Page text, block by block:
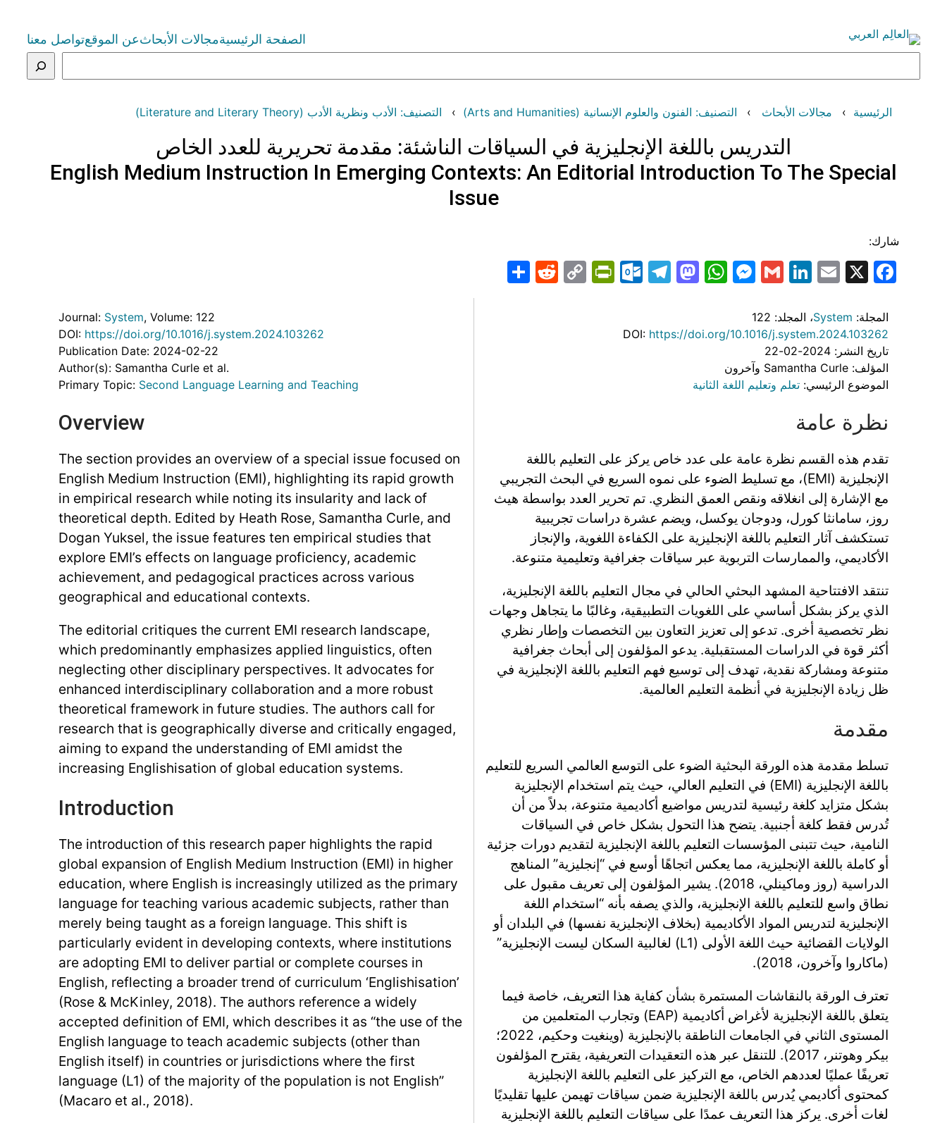
المحتوى
الصفحة الرئيسيةمجالات الأبحاثعن الموقعتواصل معنا
الرئيسية مجالات الأبحاث التصنيف: الفنون والعلوم الإنسانية (Arts and Humanities) التصنيف: الأدب ونظرية الأدب (Literature and Literary Theory)
التدريس باللغة الإنجليزية في السياقات الناشئة: مقدمة تحريرية للعدد الخاص
English Medium Instruction In Emerging Contexts: An Editorial Introduction To The Special
Issue
شارك:
Facebook
X
Email
LinkedIn
Gmail
Messenger
WhatsApp
Mastodon
Telegram
Outlook.com
PrintFriendly
Copy
Reddit
المجلة: System، المجلد: 122
DOI: https://doi.org/10.1016/j.system.2024.103262
تاريخ النشر: 2024-02-22
المؤلف: Samantha Curle وآخرون
الموضوع الرئيسي: تعلم وتعليم اللغة الثانية
نظرة عامة
تقدم هذه القسم نظرة عامة على عدد خاص يركز على التعليم باللغة
الإنجليزية (EMI)، مع تسليط الضوء على نموه السريع في البحث التجريبي
مع الإشارة إلى انغلاقه ونقص العمق النظري. تم تحرير العدد بواسطة هيث
روز، سامانثا كورل، ودوجان يوكسل، ويضم عشرة دراسات تجريبية
تستكشف آثار التعليم باللغة الإنجليزية على الكفاءة اللغوية، والإنجاز
الأكاديمي، والممارسات التربوية عبر سياقات جغرافية وتعليمية متنوعة.
تنتقد الافتتاحية المشهد البحثي الحالي في مجال التعليم باللغة الإنجليزية،
الذي يركز بشكل أساسي على اللغويات التطبيقية، وغالبًا ما يتجاهل وجهات
نظر تخصصية أخرى. تدعو إلى تعزيز التعاون بين التخصصات وإطار نظري
أكثر قوة في الدراسات المستقبلية. يدعو المؤلفون إلى أبحاث جغرافية
متنوعة ومشاركة نقدية، تهدف إلى توسيع فهم التعليم باللغة الإنجليزية في
ظل زيادة الإنجليزية في أنظمة التعليم العالمية.
مقدمة
تسلط مقدمة هذه الورقة البحثية الضوء على التوسع العالمي السريع للتعليم
باللغة الإنجليزية (EMI) في التعليم العالي، حيث يتم استخدام الإنجليزية
بشكل متزايد كلغة رئيسية لتدريس مواضيع أكاديمية متنوعة، بدلاً من أن
تُدرس فقط كلغة أجنبية. يتضح هذا التحول بشكل خاص في السياقات
النامية، حيث تتبنى المؤسسات التعليم باللغة الإنجليزية لتقديم دورات جزئية
أو كاملة باللغة الإنجليزية، مما يعكس اتجاهًا أوسع في “إنجليزية” المناهج
الدراسية (روز وماكينلي، 2018). يشير المؤلفون إلى تعريف مقبول على
نطاق واسع للتعليم باللغة الإنجليزية، والذي يصفه بأنه “استخدام اللغة
الإنجليزية لتدريس المواد الأكاديمية (بخلاف الإنجليزية نفسها) في البلدان أو
الولايات القضائية حيث اللغة الأولى (L1) لغالبية السكان ليست الإنجليزية”
(ماكاروا وآخرون، 2018).
تعترف الورقة بالنقاشات المستمرة بشأن كفاية هذا التعريف، خاصة فيما
يتعلق باللغة الإنجليزية لأغراض أكاديمية (EAP) وتجارب المتعلمين من
المستوى الثاني في الجامعات الناطقة بالإنجليزية (وينغيت وحكيم، 2022؛
بيكر وهوتنر، 2017). للتنقل عبر هذه التعقيدات التعريفية، يقترح المؤلفون
تعريفًا عمليًا لعددهم الخاص، مع التركيز على التعليم باللغة الإنجليزية
كمحتوى أكاديمي يُدرس باللغة الإنجليزية ضمن سياقات تهيمن عليها تقليديًا
لغات أخرى. يركز هذا التعريف عمدًا على سياقات التعليم باللغة الإنجليزية
Journal: System, Volume: 122
DOI: https://doi.org/10.1016/j.system.2024.103262
Publication Date: 2024-02-22
Author(s): Samantha Curle et al.
Primary Topic: Second Language Learning and Teaching
Overview
The section provides an overview of a special issue focused on
English Medium Instruction (EMI), highlighting its rapid growth
in empirical research while noting its insularity and lack of
theoretical depth. Edited by Heath Rose, Samantha Curle, and
Dogan Yuksel, the issue features ten empirical studies that
explore EMI’s effects on language proficiency, academic
achievement, and pedagogical practices across various
geographical and educational contexts.
The editorial critiques the current EMI research landscape,
which predominantly emphasizes applied linguistics, often
neglecting other disciplinary perspectives. It advocates for
enhanced interdisciplinary collaboration and a more robust
theoretical framework in future studies. The authors call for
research that is geographically diverse and critically engaged,
aiming to expand the understanding of EMI amidst the
increasing Englishisation of global education systems.
Introduction
The introduction of this research paper highlights the rapid
global expansion of English Medium Instruction (EMI) in higher
education, where English is increasingly utilized as the primary
language for teaching various academic subjects, rather than
merely being taught as a foreign language. This shift is
particularly evident in developing contexts, where institutions
are adopting EMI to deliver partial or complete courses in
English, reflecting a broader trend of curriculum ‘Englishisation’
(Rose & McKinley, 2018). The authors reference a widely
accepted definition of EMI, which describes it as “the use of the
English language to teach academic subjects (other than
English itself) in countries or jurisdictions where the first
language (L1) of the majority of the population is not English”
(Macaro et al., 2018).